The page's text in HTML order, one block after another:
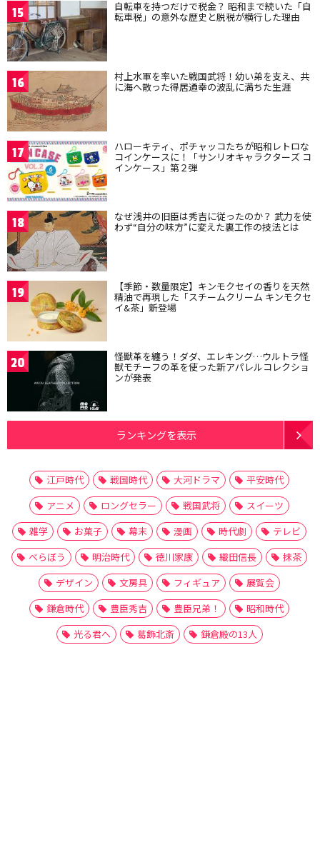
15 自転車を持つだけで税金？ 昭和まで続いた「自
転車税」の意外な歴史と脱税が横行した理由
16 村上水軍を率いた戦国武将！幼い弟を支え、共
に海へ散った得居通幸の波乱に満ちた生涯
17 ハローキティ、ポチャッコたちが昭和レトロな
コインケースに！「サンリオキャラクターズ コ
インケース」第２弾
18 なぜ浅井の旧臣は秀吉に従ったのか？ 武力を使
わず“自分の味方”に変えた裏工作の技法とは
19 【季節・数量限定】キンモクセイの香りを天然
精油で再現した「スチームクリーム キンモクセ
イ&茶」新登場
20 怪獣革を纏う！ダダ、エレキング…ウルトラ怪
獣モチーフの革を使った新アパレルコレクショ
ンが発表
ランキングを表示
江戸時代 戦国時代 大河ドラマ
平安時代
アニメ
ロングセラー 戦国武将
スイーツ
雑学
お菓子 幕末 漫画 時代劇
テレビ
べらぼう
明治時代 徳川家康 織田信長
抹茶
デザイン
文房具 フィギュア
展覧会
鎌倉時代
豊臣秀吉 豊臣兄弟！
昭和時代
光る君へ
葛飾北斎 鎌倉殿の13人